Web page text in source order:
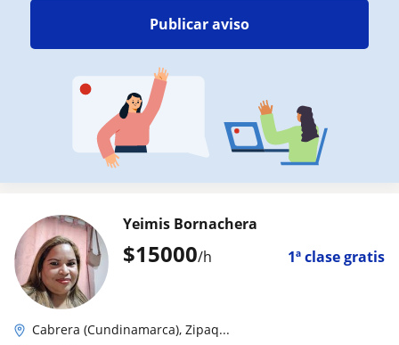
Publicar aviso
$15000/h 1ª clase gratis
Yeimis Bornachera
Cabrera (Cundinamarca), Zipaq...